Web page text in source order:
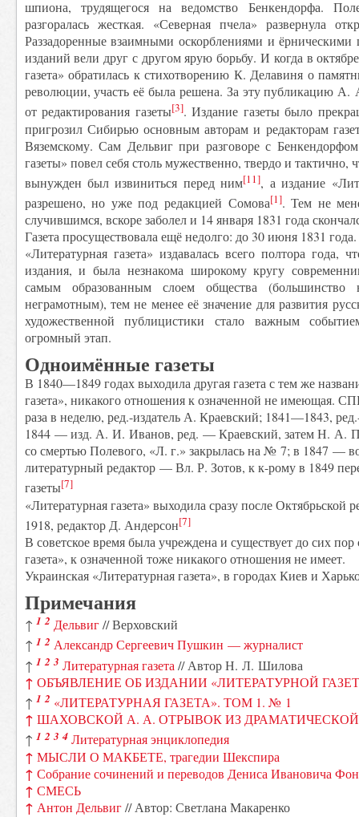
шпиона, трудящегося на ведомство Бенкендорфа.
разгоралась жесткая. «Северная пчела» развернула
Раззадоренные взаимными оскорблениями и
изданий вели друг с другом ярую борьбу. И когда в
газета» обратилась к стихотворению К. Делавиня о
революции, участь её была решена. За эту публикацию А.
от редактирования газеты[3]. Издание газеты было
пригрозил Сибирью основным авторам и редакторам
Вяземскому. Сам Дельвиг при разговоре с
газеты» повел себя столь мужественно, твердо и тактично,
вынужден был извиниться перед ним[11], а издание
разрешено, но уже под редакцией Сомова[1]. Тем не
случившимся, вскоре заболел и 14 января 1831 года
Газета просуществовала ещё недолго: до 30 июня 1831 года.
«Литературная газета» издавалась всего полтора года,
издания, и была незнакома широкому кругу
самым образованным слоем общества (большинство
неграмотным), тем не менее её значение для развития
художественной публицистики стало важным
огромный этап.
Одноимённые газеты
В 1840—1849 годах выходила другая газета с тем же
газета», никакого отношения к означенной не имеющая.
раза в неделю, ред.-издатель А. Краевский; 1841—1843,
1844 — изд. А. И. Иванов, ред. — Краевский, затем Н. А.
со смертью Полевого, «Л. г.» закрылась на № 7; в 1847 —
литературный редактор — Вл. Р. Зотов, к к-рому в 1849
газеты[7]
«Литературная газета» выходила сразу после Октябрьской
1918, редактор Д. Андерсон[7]
В советское время была учреждена и существует до сих пор
газета», к означенной тоже никакого отношения не имеет.
Украинская «Литературная газета», в городах Киев и
Примечания
↑ 1 2 Дельвиг// Верховский
↑ 1 2 Александр Сергеевич Пушкин — журналист
↑ 1 2 3 Литературная газета // Автор Н. Л. Шилова
↑ ОБЪЯВЛЕНИЕ ОБ ИЗДАНИИ «ЛИТЕРАТУРНОЙ
↑ 1 2 «ЛИТЕРАТУРНАЯ ГАЗЕТА». ТОМ 1. № 1
↑ ШАХОВСКОЙ А. А. ОТРЫВОК ИЗ
↑ 1 2 3 4 Литературная энциклопедия
↑ МЫСЛИ О МАКБЕТЕ, трагедии Шекспира
↑ Собрание сочинений и переводов Дениса Ивановича
↑ СМЕСЬ
↑ Антон Дельвиг// Автор: Светлана Макаренко